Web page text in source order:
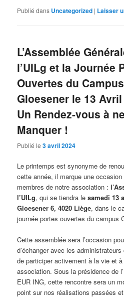
Publié dans Uncategorized | Laisser
L’Assemblée
l’UILg et la Journée
Ouvertes du Campus
Gloesener le 13 Avril
Un Rendez-vous à
Manquer !
Publié le3 avril 2024
Le printemps est synonyme de
cette année, il marque une
membres de notre association :
l’UILg, qui se tiendra lesamedi 13
Gloesener 6, 4020 Liège, dans le
journée portes ouvertes du campus
Cette assemblée sera l’occasion
d’échanger avec les
de participer activement à la vie et
association. Sous la présidence de
EUR ING, cette rencontre sera un
point sur nos réalisations passées